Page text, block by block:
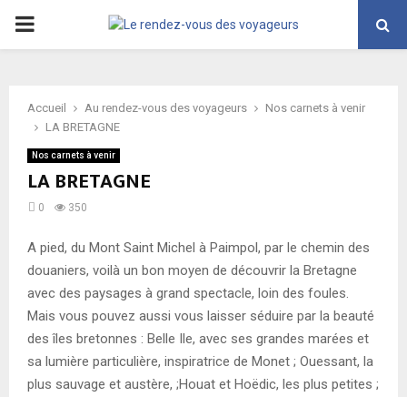
PRIMARY
Accueil Au rendez-vous des voyageurs
Nos carnets à venir
LA BRETAGNE
Nos carnets à venir
LA BRETAGNE
0 350
A pied, du Mont Saint Michel à Paimpol, par le chemin des
douaniers, voilà un bon moyen de découvrir la Bretagne
avec des paysages à grand spectacle, loin des foules.
Mais vous pouvez aussi vous laisser séduire par la beauté
des îles bretonnes : Belle Ile, avec ses grandes marées et
sa lumière particulière, inspiratrice de Monet ; Ouessant, la
plus sauvage et austère, ;Houat et Hoëdic, les plus petites ;